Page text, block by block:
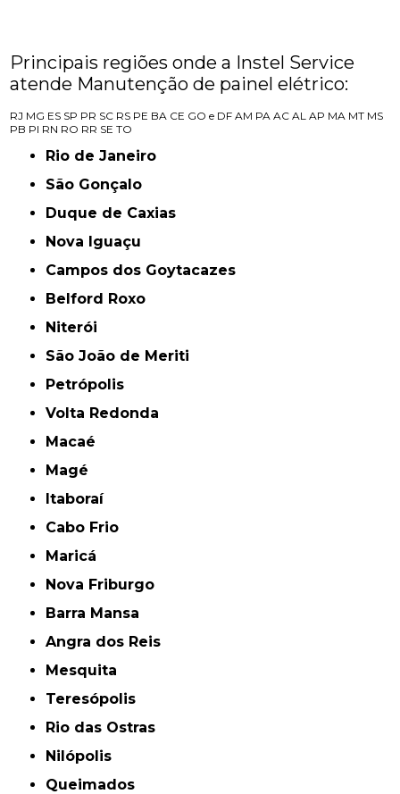
Principais regiões onde a Instel Service
atende Manutenção de painel elétrico:
RJ MG ES SP PR SC RS PE BA CE GO e DF AM PA AC AL AP MA MT MS
PB PI RN RO RR SE TO
Rio de Janeiro
São Gonçalo
Duque de Caxias
Nova Iguaçu
Campos dos Goytacazes
Belford Roxo
Niterói
São João de Meriti
Petrópolis
Volta Redonda
Macaé
Magé
Itaboraí
Cabo Frio
Maricá
Nova Friburgo
Barra Mansa
Angra dos Reis
Mesquita
Teresópolis
Rio das Ostras
Nilópolis
Queimados